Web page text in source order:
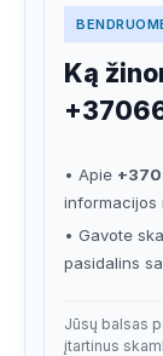
Ką
• Apie
informacijos
• Gavote
pasidalins
Jūsų balsas
įtartinus